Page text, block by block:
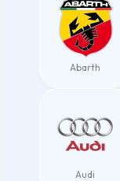
Abarth
Audi